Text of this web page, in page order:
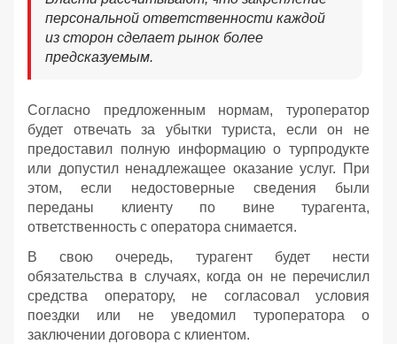
персональной ответственности каждой
из сторон сделает рынок более
предсказуемым.
Согласно предложенным нормам, туроператор
будет отвечать за убытки туриста, если он не
предоставил полную информацию о турпродукте
или допустил ненадлежащее оказание услуг. При
этом, если недостоверные сведения были
переданы клиенту по вине турагента,
ответственность с оператора снимается.
В свою очередь, турагент будет нести
обязательства в случаях, когда он не перечислил
средства оператору, не согласовал условия
поездки или не уведомил туроператора о
заключении договора с клиентом.